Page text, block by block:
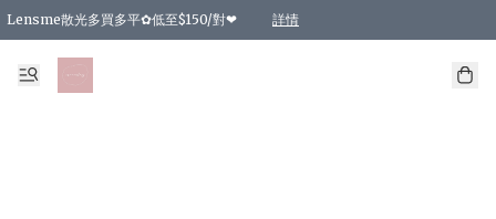
Lensme散光多買多平✿低至$150/對❤ 詳情
台灣Karacon⁩✧日拋 特價清貨❁⃘
日本韓國多款日/月拋現貨☼ 特價❤︎數量有限 售完即止
🇰🇷韓國多款月拋現貨 特價兩對$99✿數量有限 售完即止♫
精選商品，任選買2件或以上9 折；買4件或以上85 折；買6件或以上8 折
精選商品，任選買2件HKD 140.00；買4件HKD 260.00
精選商品，任選買2件HKD 190.00；買4件HKD 360.00
精選商品，任選買2件HKD 110.00；買4件HKD 180.00
精選商品，任選買2件HKD 170.00；買4件HKD 320.00
精選商品，任選買2件或以上減HKD 148.00
精選商品，任選買2件或以上減HKD 148.00
精選商品，任選買2件或以上95 折；買4件或以上9 折；買6件或以上85 折；買8件
精選商品，任選買12件或以上87 折
精選商品，任選買2件或以上減HKD 16.00；買4件或以上減HKD 32.00；買6
精選商品，任選買2件或以上95 折；買4件或以上9 折；買8件或以上85 折；買12
購物滿 HKD 800.00即享免運費優惠！（適用於 特定的送貨方式 )